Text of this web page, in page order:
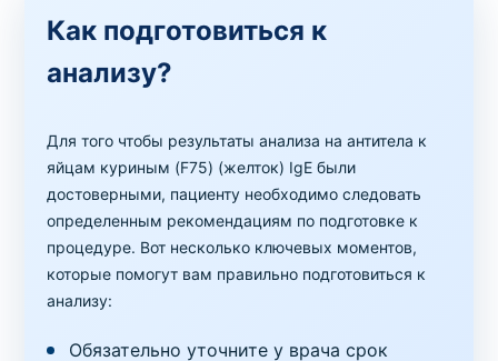
Как подготовиться к
анализу?
Для того чтобы результаты анализа на антитела к
яйцам куриным (F75) (желток) IgE были
достоверными, пациенту необходимо следовать
определенным рекомендациям по подготовке к
процедуре. Вот несколько ключевых моментов,
которые помогут вам правильно подготовиться к
анализу:
Обязательно уточните у врача срок